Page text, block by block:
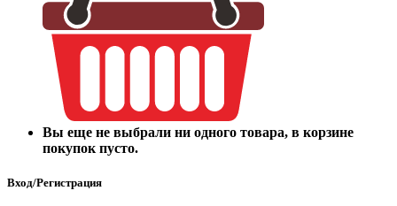
Вы еще не выбрали ни одного товара, в корзине
покупок пусто.
Вход/Регистрация